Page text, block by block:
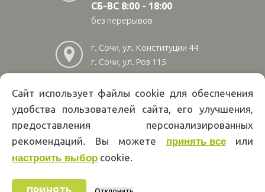
СБ-ВС 8:00 - 18:00
без перерывов
г. Сочи, ул. Конституции 44
г. Сочи, ул. Роз 115
г. Адлер, ул Авиационная
28/10
222 02 01
офертой. Указанные цены действуют только при оформлении заказа
через интернет-магазин papakarlotools.ru.
Цены в пунктах выдачи заказов и розничных магазинах компании
Сайт использует файлы cookie для обеспечения
удобства пользователей сайта, его улучшения,
предоставления персонализированных
рекомендаций. Вы можете принять всеили
настроить выбор cookie.